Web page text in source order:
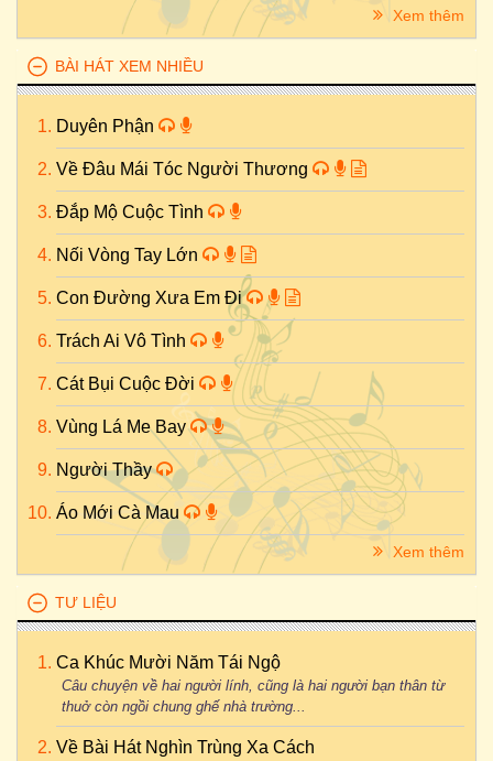
Xem thêm
BÀI HÁT XEM NHIỀU
Duyên Phận
Về Đâu Mái Tóc Người Thương
Đắp Mộ Cuộc Tình
Nối Vòng Tay Lớn
Con Đường Xưa Em Đi
Trách Ai Vô Tình
Cát Bụi Cuộc Đời
Vùng Lá Me Bay
Người Thầy
Áo Mới Cà Mau
Xem thêm
TƯ LIỆU
Ca Khúc Mười Năm Tái Ngộ
Câu chuyện về hai người lính, cũng là hai người bạn thân từ
thuở còn ngồi chung ghế nhà trường...
Về Bài Hát Nghìn Trùng Xa Cách